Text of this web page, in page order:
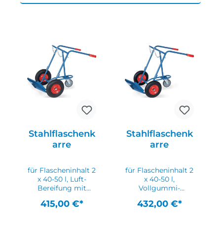
Stahlflaschenk
arre
für Flascheninhalt 2
x 40-50 l, Luft-
Bereifung mit
kg geschweißte
415,00 €*
Stahlflaschenk
arre
für Flascheninhalt 2
x 40-50 l,
Vollgummi-
Stützlenkrolle, 150
432,00 €*